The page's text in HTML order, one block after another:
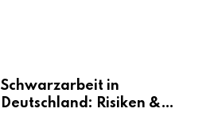
Schwarzarbeit in
Deutschland: Risiken &